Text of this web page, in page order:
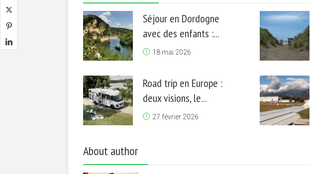
Séjour en Dordogne
avec des enfants :...
18 mai 2026
Road trip en Europe :
deux visions, le...
27 février 2026
About author